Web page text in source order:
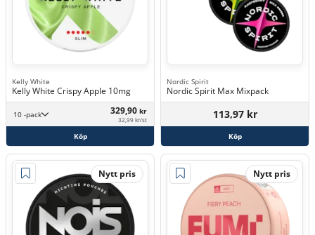
Kelly White
Kelly White Crispy Apple 10mg
10 -pack 329,90 kr
32,99 kr/st
Köp
Nordic Spirit
Nordic Spirit Max Mixpack
113,97 kr
Köp
Nytt pris Nytt pris